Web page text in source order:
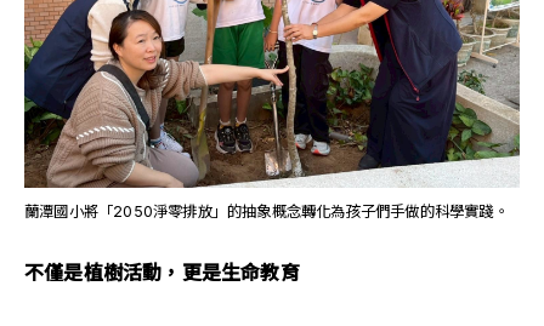
蘭潭國小將「2050淨零排放」的抽象概念轉化為孩子們手做的科學實踐。
不僅是植樹活動，更是生命教育